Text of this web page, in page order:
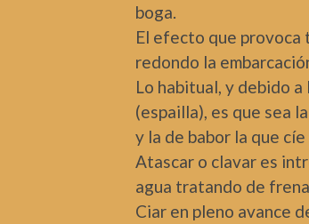
boga.
El efecto que provoca
redondo la
Lo habitual, y debido
(espailla), es que sea
y la de babor la que cíe
Atascar o clavar es
agua tratando de
Ciar en pleno avance